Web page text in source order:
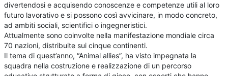
divertendosi e acquisendo conoscenze e competenze utili al loro
futuro lavorativo e si possono così avvicinare, in modo concreto,
ad ambiti sociali, scientifici o ingegneristici.
Attualmente sono coinvolte nella manifestazione mondiale circa
70 nazioni, distribuite sui cinque continenti.
Il tema di quest’anno, “Animal allies”, ha visto impegnata la
squadra nella costruzione e realizzazione di un percorso